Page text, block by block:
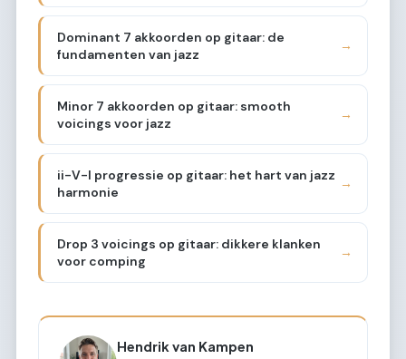
Dominant 7 akkoorden op gitaar: de
fundamenten van jazz
→
Minor 7 akkoorden op gitaar: smooth
voicings voor jazz
→
ii-V-I progressie op gitaar: het hart van jazz
harmonie
→
Drop 3 voicings op gitaar: dikkere klanken
voor comping
→
Hendrik van Kampen